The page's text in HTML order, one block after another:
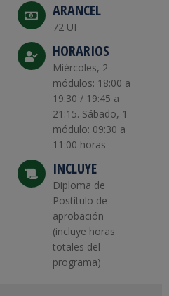
ARANCEL
72 UF
HORARIOS
Miércoles, 2
módulos: 18:00 a
19:30 / 19:45 a
21:15. Sábado, 1
módulo: 09:30 a
11:00 horas
INCLUYE
Diploma de
Postítulo de
aprobación
(incluye horas
totales del
programa)